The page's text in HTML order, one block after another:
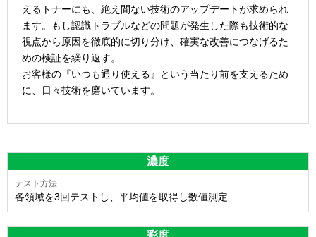
えるトナーにも、絶え間ない技術のアップデートが求められ
ます。もし認識トラブルなどの問題が発生した際も技術的な
視点から原因を徹底的に切り分け、確実な改善につなげるた
めの検証を繰り返す。
お客様の『いつも通り使える』という当たり前を支えるため
に、日々技術を磨いています。
濃度
各領域を3回テストし、平均値を取得し数値測定